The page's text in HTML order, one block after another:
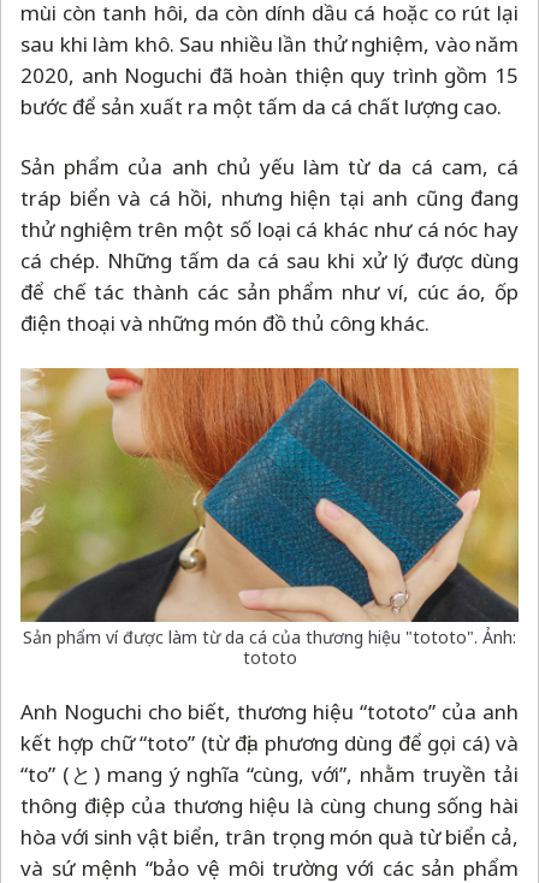
mùi còn tanh hôi, da còn dính dầu cá hoặc co rút lại
sau khi làm khô. Sau nhiều lần thử nghiệm, vào năm
2020, anh Noguchi đã hoàn thiện quy trình gồm 15
bước để sản xuất ra một tấm da cá chất lượng cao.
Sản phẩm của anh chủ yếu làm từ da cá cam, cá
tráp biển và cá hồi, nhưng hiện tại anh cũng đang
thử nghiệm trên một số loại cá khác như cá nóc hay
cá chép. Những tấm da cá sau khi xử lý được dùng
để chế tác thành các sản phẩm như ví, cúc áo, ốp
điện thoại và những món đồ thủ công khác.
Sản phẩm ví được làm từ da cá của thương hiệu "tototo". Ảnh:
tototo
Anh Noguchi cho biết, thương hiệu “tototo” của anh
kết hợp chữ “toto” (từ địa phương dùng để gọi cá) và
“to” (と) mang ý nghĩa “cùng, với”, nhằm truyền tải
thông điệp của thương hiệu là cùng chung sống hài
hòa với sinh vật biển, trân trọng món quà từ biển cả,
và sứ mệnh “bảo vệ môi trường với các sản phẩm